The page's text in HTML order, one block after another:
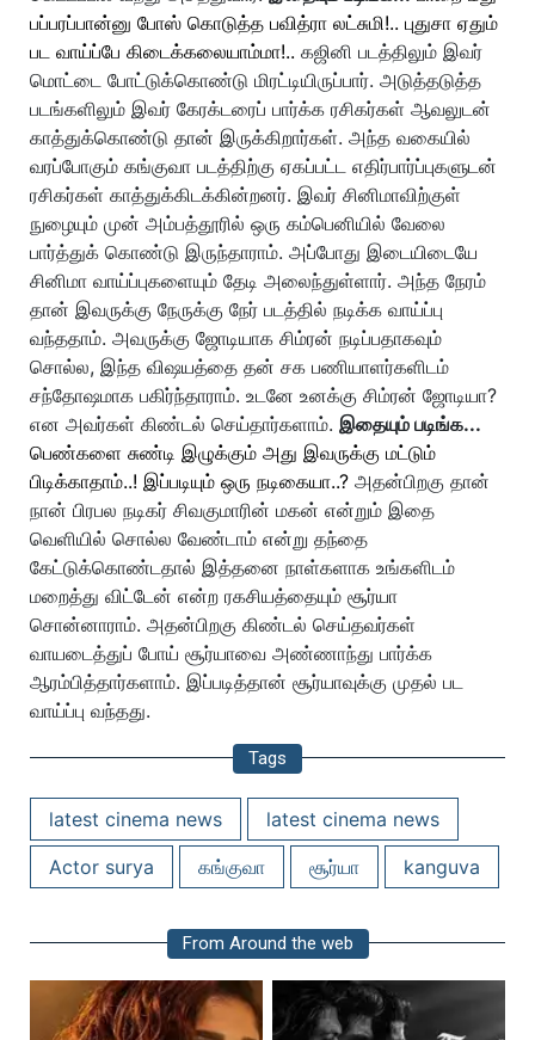
பப்பரப்பான்னு போஸ் கொடுத்த பவித்ரா லட்சுமி!.. புதுசா ஏதும்
பட வாய்ப்பே கிடைக்கலையாம்மா!.. கஜினி படத்திலும் இவர்
மொட்டை போட்டுக்கொண்டு மிரட்டியிருப்பார். அடுத்தடுத்த
படங்களிலும் இவர் கேரக்டரைப் பார்க்க ரசிகர்கள் ஆவலுடன்
காத்துக்கொண்டு தான் இருக்கிறார்கள். அந்த வகையில்
வரப்போகும் கங்குவா படத்திற்கு ஏகப்பட்ட எதிர்பார்ப்புகளுடன்
ரசிகர்கள் காத்துக்கிடக்கின்றனர். இவர் சினிமாவிற்குள்
நுழையும் முன் அம்பத்தூரில் ஒரு கம்பெனியில் வேலை
பார்த்துக் கொண்டு இருந்தாராம். அப்போது இடையிடையே
சினிமா வாய்ப்புகளையும் தேடி அலைந்துள்ளார். அந்த நேரம்
தான் இவருக்கு நேருக்கு நேர் படத்தில் நடிக்க வாய்ப்பு
வந்ததாம். அவருக்கு ஜோடியாக சிம்ரன் நடிப்பதாகவும்
சொல்ல, இந்த விஷயத்தை தன் சக பணியாளர்களிடம்
சந்தோஷமாக பகிர்ந்தாராம். உடனே உனக்கு சிம்ரன் ஜோடியா?
என அவர்கள் கிண்டல் செய்தார்களாம். இதையும் படிங்க...
பெண்களை சுண்டி இழுக்கும் அது இவருக்கு மட்டும்
பிடிக்காதாம்..! இப்படியும் ஒரு நடிகையா..? அதன்பிறகு தான்
நான் பிரபல நடிகர் சிவகுமாரின் மகன் என்றும் இதை
வெளியில் சொல்ல வேண்டாம் என்று தந்தை
கேட்டுக்கொண்டதால் இத்தனை நாள்களாக உங்களிடம்
மறைத்து விட்டேன் என்ற ரகசியத்தையும் சூர்யா
சொன்னாராம். அதன்பிறகு கிண்டல் செய்தவர்கள்
வாயடைத்துப் போய் சூர்யாவை அண்ணாந்து பார்க்க
ஆரம்பித்தார்களாம். இப்படித்தான் சூர்யாவுக்கு முதல் பட
வாய்ப்பு வந்தது.
Tags
latest cinema news
latest cinema news
Actor surya
கங்குவா சூர்யா kanguva
From Around the web